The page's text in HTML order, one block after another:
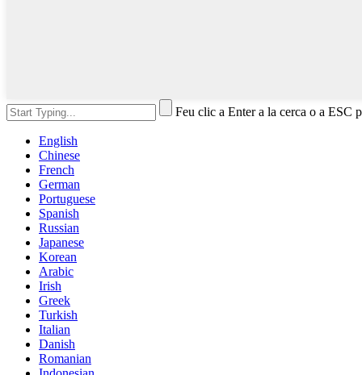
Feu clic a Enter a la cerca o a ESC
English
Chinese
French
German
Portuguese
Spanish
Russian
Japanese
Korean
Arabic
Irish
Greek
Turkish
Italian
Danish
Romanian